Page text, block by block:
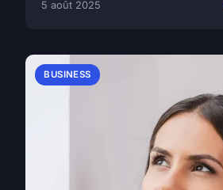
5 août 2025
BUSINESS